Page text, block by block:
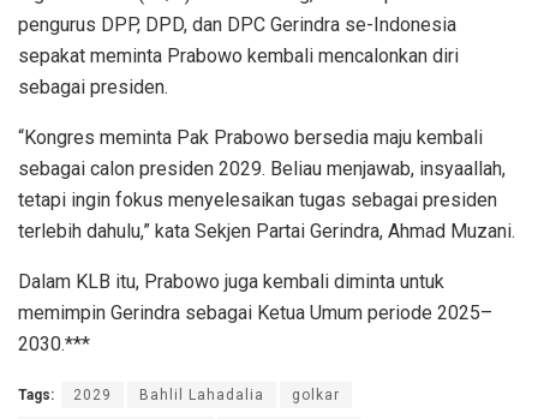
pengurus DPP, DPD, dan DPC Gerindra se-Indonesia
sepakat meminta Prabowo kembali mencalonkan diri
sebagai presiden.
“Kongres meminta Pak Prabowo bersedia maju kembali
sebagai calon presiden 2029. Beliau menjawab, insyaallah,
tetapi ingin fokus menyelesaikan tugas sebagai presiden
terlebih dahulu,” kata Sekjen Partai Gerindra, Ahmad Muzani.
Dalam KLB itu, Prabowo juga kembali diminta untuk
memimpin Gerindra sebagai Ketua Umum periode 2025–
2030.***
Tags: 2029 Bahlil Lahadalia golkar